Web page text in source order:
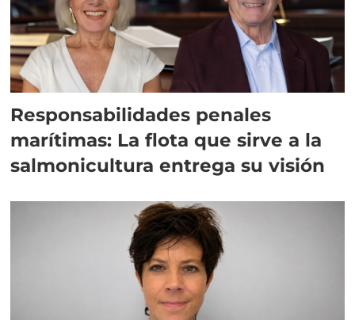
Responsabilidades penales
marítimas: La flota que sirve a la
salmonicultura entrega su visión